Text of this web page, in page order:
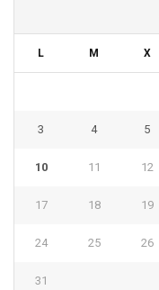
L M X
3 4 5
10 11 12
17 18 19
24 25 26
31